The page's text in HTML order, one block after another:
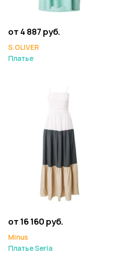
от 4 887 руб.
S.OLIVER
Платье
от 16 160 руб.
Minus
Платье Seria